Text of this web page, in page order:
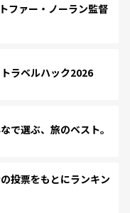
ファー・ノーラン監督
ラベルハック2026
選ぶ、旅のベスト。
投票をもとにランキン